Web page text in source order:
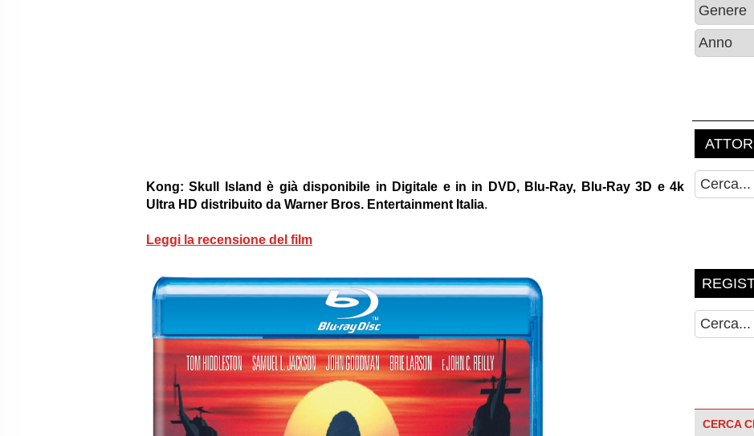
Kong: Skull Island è già disponibile in Digitale e in in DVD, Blu-Ray, Blu-Ray 3D e 4k
Ultra HD distribuito da Warner Bros. Entertainment Italia.
Leggi la recensione del film